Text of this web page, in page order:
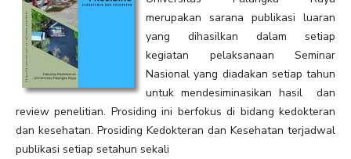
merupakan sarana publikasi luaran
yang dihasilkan dalam setiap
kegiatan pelaksanaan Seminar
Nasional yang diadakan setiap tahun
untuk mendesiminasikan hasil dan
review penelitian. Prosiding ini berfokus di bidang kedokteran
dan kesehatan. Prosiding Kedokteran dan Kesehatan terjadwal
publikasi setiap setahun sekali